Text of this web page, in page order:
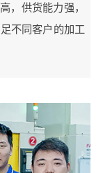
，供货能力强，
不同客户的加工